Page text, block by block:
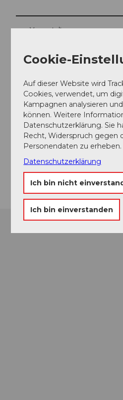
Veranstaltung
Essen und Trinken
Veranstaltungsort
Museum Burghalde
Schlossgasse
5600Lenzburg
Cookie-
Auf dieser Website wird
Cookies, verwendet, um
Kampagnen analysieren
können. Weitere
Datenschutzerklärung. Sie
Recht, Widerspruch gegen
Personendaten zu erheben.
Datenschutzerklärung
Ich bin nicht
Ich bin einverstanden